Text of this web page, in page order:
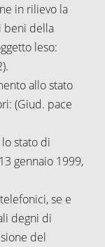
in rilievo la
beni della
leso:
allo stato
(Giud. pace
stato di
gennaio 1999,
se e
degni di
del